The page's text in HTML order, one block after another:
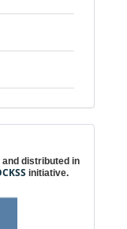
distributed in
initiative.